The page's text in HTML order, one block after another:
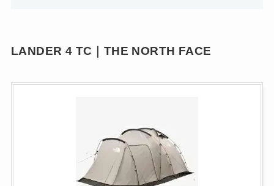
LANDER 4 TC｜THE NORTH FACE